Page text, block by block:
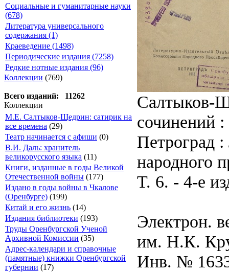
Социальные и гуманитарные науки
(678)
Литература универсального
содержания (1)
Краеведение (1498)
Периодические издания (7258)
Редкие нотные издания (96)
Коллекции (769)
Всего изданий: 11262
Коллекции
М.Е. Салтыков-Щедрин: сатирик на
все времена (29)
Театр начинается с афиши (0)
В.И. Даль: хранитель
великорусского языка (11)
Книги, изданные в годы Великой
Отечественной войны (177)
Издано в годы войны в Чкалове
(Оренбурге) (199)
Китай и его жизнь (14)
Издания библиотеки (193)
Труды Оренбургской Ученой
Архивной Комиссии (35)
Адрес-календари и справочные
(памятные) книжки Оренбургской
губернии (17)
Салтыков-
сочинений
Петроград :
народного
Т. 6. - 4-е
Электрон.
им. Н.К.
Инв. №